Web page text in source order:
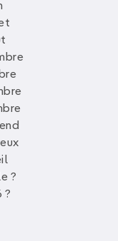
?
?